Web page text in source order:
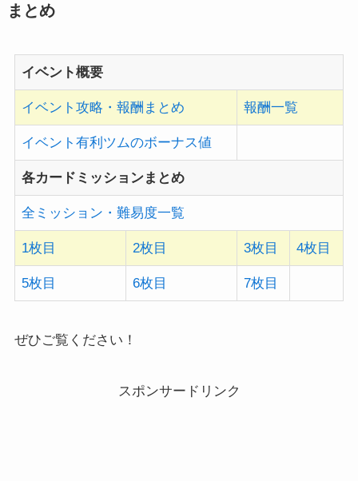
まとめ
イベント概要
イベント攻略・報酬まとめ 報酬一覧
イベント有利ツムのボーナス値
各カードミッションまとめ
全ミッション・難易度一覧
1枚目 2枚目 3枚目 4枚目
5枚目 6枚目 7枚目
ぜひご覧ください！
スポンサードリンク